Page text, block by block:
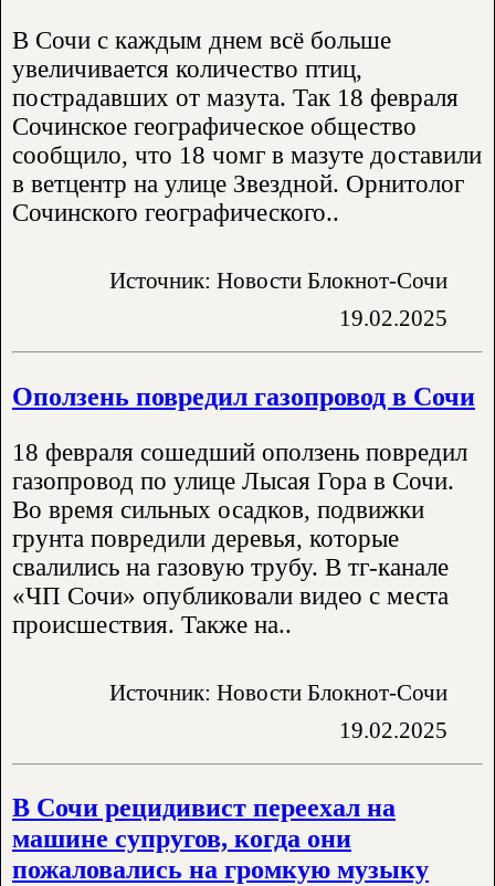
В Сочи с каждым днем всё больше
увеличивается количество птиц,
пострадавших от мазута. Так 18 февраля
Сочинское географическое общество
сообщило, что 18 чомг в мазуте доставили
в ветцентр на улице Звездной. Орнитолог
Сочинского географического..
Источник: Новости Блокнот-Сочи
19.02.2025
Оползень повредил газопровод в Сочи
18 февраля сошедший оползень повредил
газопровод по улице Лысая Гора в Сочи.
Во время сильных осадков, подвижки
грунта повредили деревья, которые
свалились на газовую трубу. В тг-канале
«ЧП Сочи» опубликовали видео с места
происшествия. Также на..
Источник: Новости Блокнот-Сочи
19.02.2025
В Сочи рецидивист переехал на
машине супругов, когда они
пожаловались на громкую музыку